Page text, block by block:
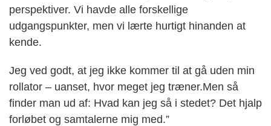
perspektiver. Vi havde alle forskellige
udgangspunkter, men vi lærte hurtigt hinanden at
kende.
Jeg ved godt, at jeg ikke kommer til at gå uden min
rollator – uanset, hvor meget jeg træner.Men så
finder man ud af: Hvad kan jeg så i stedet? Det hjalp
forløbet og samtalerne mig med.”